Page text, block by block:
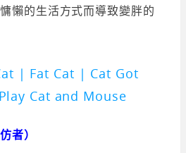
懶的生活方式而導致變胖的
| Fat Cat | Cat Got
Cat and Mouse
者）